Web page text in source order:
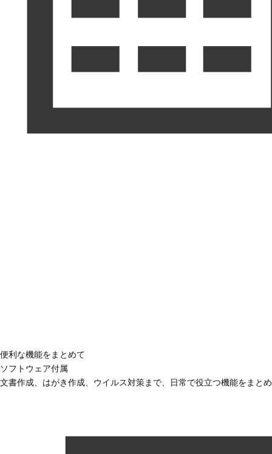
便利な機能をまとめて
ソフトウェア付属
文書作成、はがき作成、ウイルス対策まで、日常で役立つ機能をまと